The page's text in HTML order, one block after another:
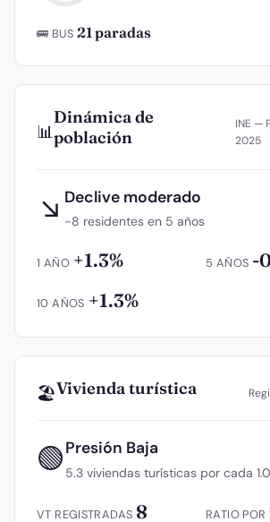
🚌 BUS 21 paradas
📊
Dinámica de
población
INE —
2025
↘ Declive moderado
−8 residentes en 5 años
1 AÑO +1.3% 5 AÑOS -
10 AÑOS +1.3%
🏖️Vivienda turística
🟢Presión Baja
5.3 viviendas turísticas por cada
VT REGISTRADAS 8 RATIO